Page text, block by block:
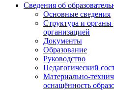
Сведения об
Основные сведения
Структура и органы
организацией
Документы
Образование
Руководство
Педагогический
Материально-
оснащённость